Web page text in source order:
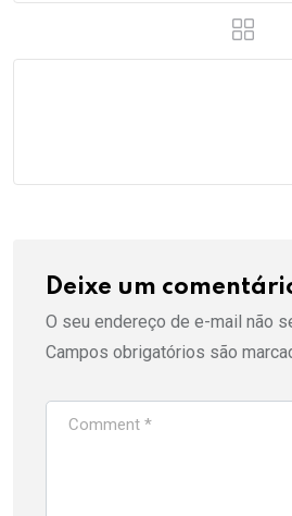
Deixe um
O seu endereço de e-mail não
Campos obrigatórios são